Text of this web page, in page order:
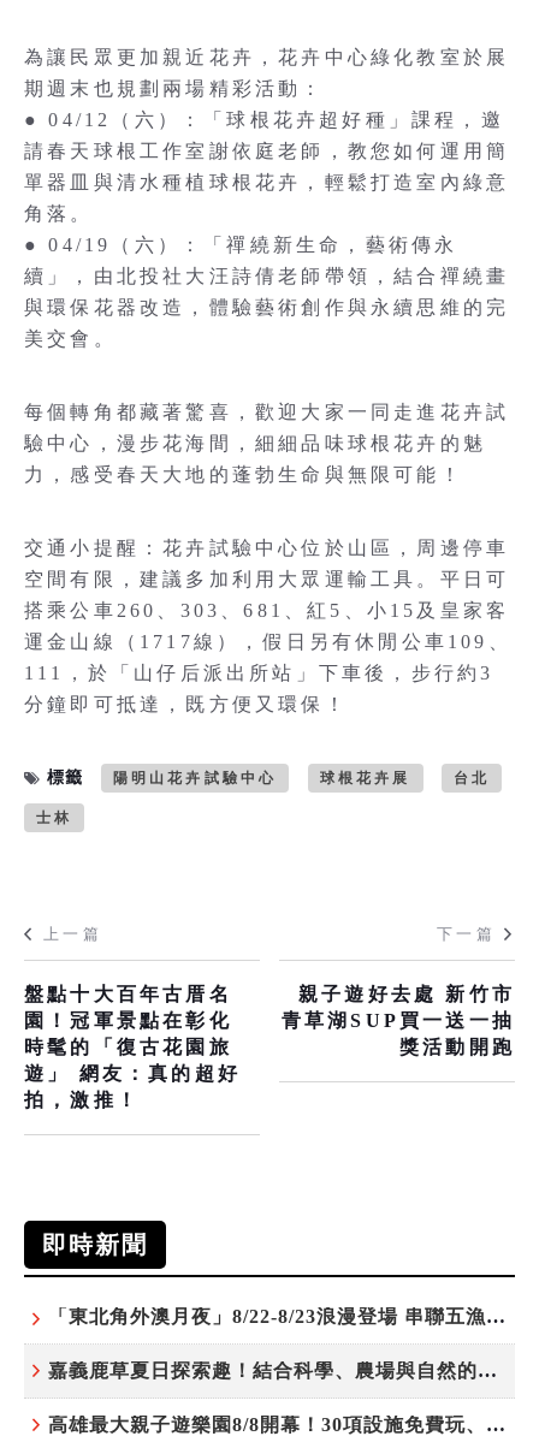
為讓民眾更加親近花卉，花卉中心綠化教室於展
期週末也規劃兩場精彩活動：
● 04/12（六）：「球根花卉超好種」課程，邀
請春天球根工作室謝依庭老師，教您如何運用簡
單器皿與清水種植球根花卉，輕鬆打造室內綠意
角落。
● 04/19（六）：「禪繞新生命，藝術傳永
續」，由北投社大汪詩倩老師帶領，結合禪繞畫
與環保花器改造，體驗藝術創作與永續思維的完
美交會。
每個轉角都藏著驚喜，歡迎大家一同走進花卉試
驗中心，漫步花海間，細細品味球根花卉的魅
力，感受春天大地的蓬勃生命與無限可能！
交通小提醒：花卉試驗中心位於山區，周邊停車
空間有限，建議多加利用大眾運輸工具。平日可
搭乘公車260、303、681、紅5、小15及皇家客
運金山線（1717線），假日另有休閒公車109、
111，於「山仔后派出所站」下車後，步行約3
分鐘即可抵達，既方便又環保！
標籤 陽明山花卉試驗中心 球根花卉展 台北
士林
上一篇
盤點十大百年古厝名
園！冠軍景點在彰化
時髦的「復古花園旅
遊」 網友：真的超好
拍，激推！
下一篇
親子遊好去處 新竹市
青草湖SUP買一送一抽
獎活動開跑
即時新聞
「東北角外澳月夜」8/22-8/23浪漫登場 串聯五漁村、音樂、市集、火舞與慢旅共度夏夜
嘉義鹿草夏日探索趣！結合科學、農場與自然的親子小旅行
高雄最大親子遊樂園8/8開幕！30項設施免費玩、YOYO家族嗨翻暑假